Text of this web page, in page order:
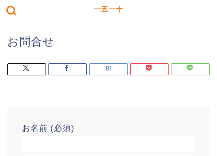
一五一十
お問合せ
お名前 (必須)